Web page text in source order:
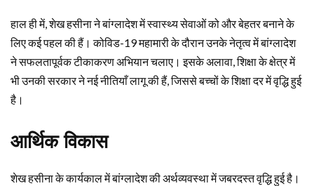
हाल ही में, शेख हसीना ने बांग्लादेश में स्वास्थ्य सेवाओं को और बेहतर बनाने के
लिए कई पहल की हैं। कोविड-19 महामारी के दौरान उनके नेतृत्व में बांग्लादेश
ने सफलतापूर्वक टीकाकरण अभियान चलाए। इसके अलावा, शिक्षा के क्षेत्र में
भी उनकी सरकार ने नई नीतियाँ लागू की हैं, जिससे बच्चों के शिक्षा दर में वृद्धि हुई
है।
आर्थिक विकास
शेख हसीना के कार्यकाल में बांग्लादेश की अर्थव्यवस्था में जबरदस्त वृद्धि हुई है।